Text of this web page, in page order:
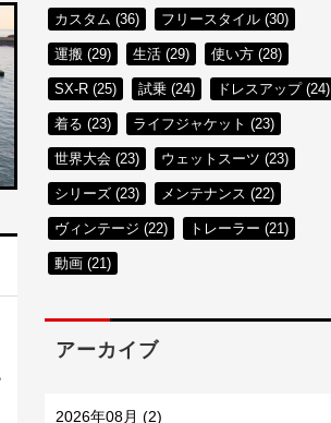
カスタム (36) フリースタイル (30)
運搬 (29) 生活 (29) 使い方 (28)
SX-R (25) 試乗 (24) ドレスアップ (24)
着る (23) ライフジャケット (23)
世界大会 (23) ウェットスーツ (23)
シリーズ (23) メンテナンス (22)
ヴィンテージ (22) トレーラー (21)
動画 (21)
アーカイブ
2026年08月 (2)